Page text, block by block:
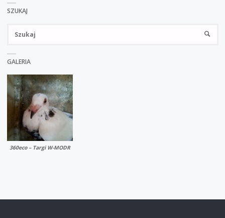
SZUKAJ
GALERIA
360eco – Targi W-MODR